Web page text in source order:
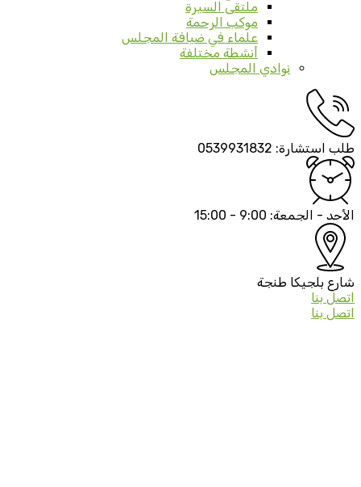
ملتقى السيرة
موكب الرحمة
علماء في ضيافة المجلس
أنشطة مختلفة
نوادي المجلس
طلب استشارة: 0539931832
الأحد - الجمعة: 9:00 - 15:00
شارع بلجيكا طنجة
اتصل بنا
اتصل بنا